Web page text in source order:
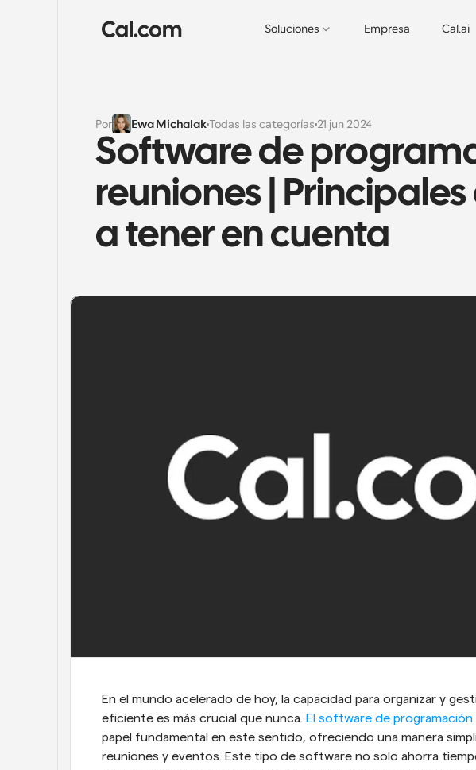
Soluciones Empresa Cal.ai
Por Ewa MichalakTodas las categorías 21 jun 2024
Software de
reuniones |
a tener en cuenta
En el mundo acelerado de hoy, la capacidad para organizar y
eficiente es más crucial que nunca. El software de programación
papel fundamental en este sentido, ofreciendo una manera
reuniones y eventos. Este tipo de software no solo ahorra